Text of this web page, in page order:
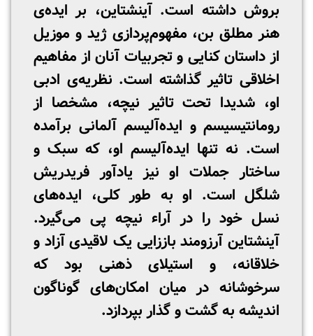
بروش داشته است. آینشتاین، بر ایده‌ی
هنر مطلق بن، مفهوم‌پردازی ژید و موزیل
از داستان کنایی و تجربیات آنان از مفاهیم
اخلاقی تاثیر گذاشته است. نظریه‌ی ادبی
او، شدیدا تحت تاثیر نیچه، مشخصا از
رومانتیسیسم و ایده‌آلیسم آلمانی برآمده
است. نه تنها ایده‌آلیسم او، که سبک و
ساختار جملات او نیز یادآور فریدریش
شلگل است. او به طور کلی، ایده‌های
نسل خود را در آراء نیچه پی می‌گیرد.
آینشتاین آرزومند باززایی یک لاقیدی آزاد و
خلاقانه، و استیلای ذهنی بود که
سرخوشانه در میان امکان‌های گوناگون
اندیشه به گشت و گذار بپردازد.